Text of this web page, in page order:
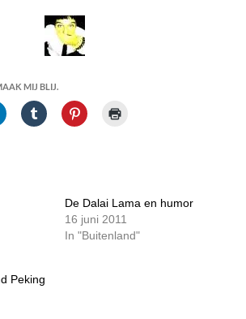
MIJ BLIJ.
De Dalai Lama en humor
16 juni 2011
In "Buitenland"
Peking